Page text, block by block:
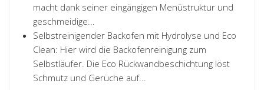
macht dank seiner eingängigen Menüstruktur und
geschmeidige...
Selbstreinigender Backofen mit Hydrolyse und Eco
Clean: Hier wird die Backofenreinigung zum
Selbstläufer. Die Eco Rückwandbeschichtung löst
Schmutz und Gerüche auf...